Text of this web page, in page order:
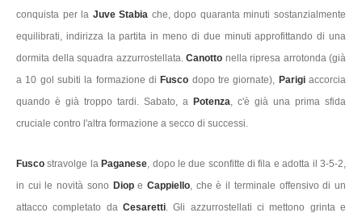
conquista per la Juve Stabia che, dopo quaranta minuti sostanzialmente
equilibrati, indirizza la partita in meno di due minuti approfittando di una
dormita della squadra azzurrostellata. Canotto nella ripresa arrotonda (già
a 10 gol subiti la formazione diFusco dopo tre giornate), Parigiaccorcia
quando è già troppo tardi. Sabato, a Potenza , c'è già una prima sfida
cruciale contro l'altra formazione a secco di successi.
Fuscostravolge laPaganese , dopo le due sconfitte di fila e adotta il 3-5-2,
in cui le novità sono DiopeCappiello , che è il terminale offensivo di un
attacco completato da Cesaretti . Gli azzurrostellati ci mettono grinta e